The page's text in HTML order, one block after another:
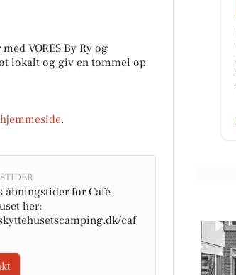
VORES By Ry og
lokalt og giv en tommel op
hjemmeside.
åbningstider for Café
her:
caf
✨ Kæmpe varmt velkommen til
min lille profil - og til alle jer der er
fundet herind. Hvor er det dejligt,
Åbn opslaget